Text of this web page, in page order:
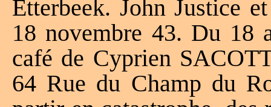
Etterbeek. John Justice
18 novembre 43. Du 18
café de Cyprien
64 Rue du Champ du